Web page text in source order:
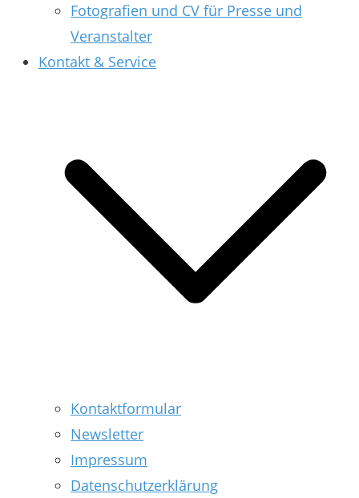
Fotografien und CV für Presse und
Veranstalter
Kontakt & Service
Kontaktformular
Newsletter
Impressum
Datenschutzerklärung